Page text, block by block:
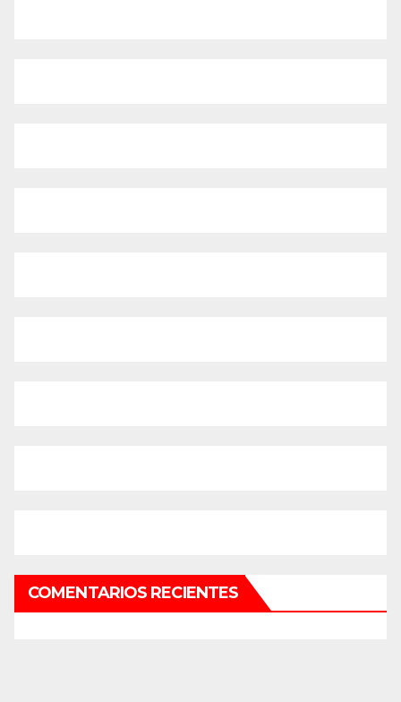
COMENTARIOS RECIENTES